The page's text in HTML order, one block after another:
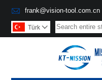
 frank@vision-tool.com.cn
Türk 